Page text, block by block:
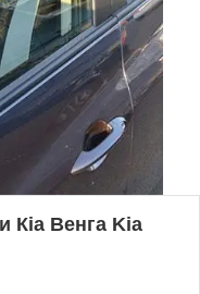
Кіа Венга Kia